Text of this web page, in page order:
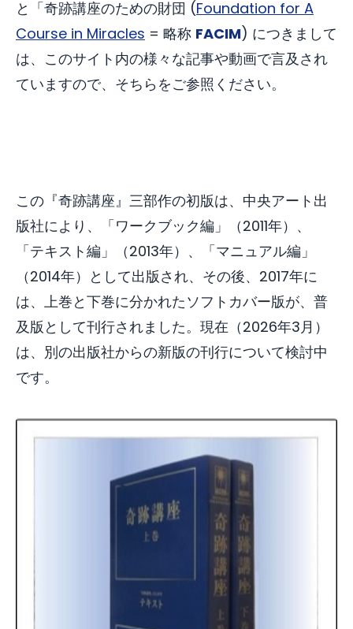
と「奇跡講座のための財団 (Foundation for A
Course in Miracles = 略称 FACIM) につきまして
は、このサイト内の様々な記事や動画で言及され
ていますので、そちらをご参照ください。
この『奇跡講座』三部作の初版は、中央アート出
版社により、「ワークブック編」（2011年）、
「テキスト編」（2013年）、「マニュアル編」
（2014年）として出版され、その後、2017年に
は、上巻と下巻に分かれたソフトカバー版が、普
及版として刊行されました。現在（2026年3月）
は、別の出版社からの新版の刊行について検討中
です。